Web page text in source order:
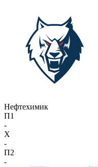
Нефтехимик
П1
-
X
-
П2
-